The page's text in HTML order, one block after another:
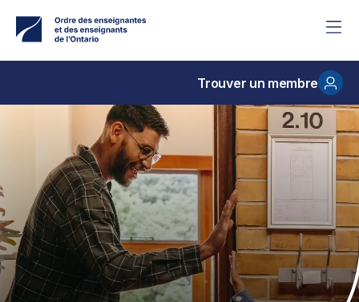
contenu
Trouver un membre